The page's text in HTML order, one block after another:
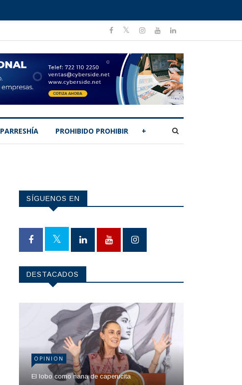
PARRESHÍA PROHIBIDO PROHIBIR +
SÍGUENOS EN
DESTACADOS
OPINION
El lobo como nana de caperucita